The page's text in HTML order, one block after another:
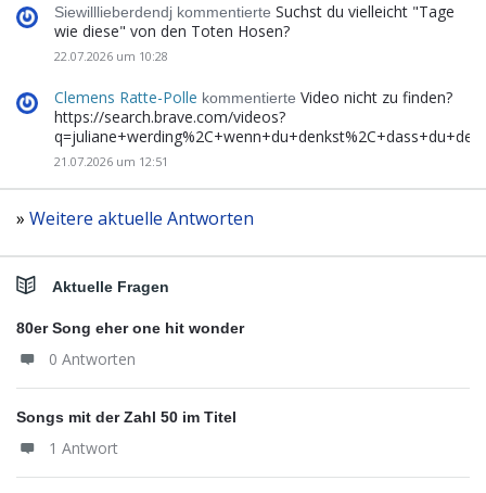
Siewilllieberdendj kommentierte Suchst du vielleicht "Tage
wie diese" von den Toten Hosen?
22.07.2026 um 10:28
Clemens Ratte-Polle kommentierte Video nicht zu finden?
https://search.brave.com/videos?
21.07.2026 um 12:51
» Weitere aktuelle Antworten
Aktuelle Fragen
80er Song eher one hit wonder
0 Antworten
Songs mit der Zahl 50 im Titel
1 Antwort